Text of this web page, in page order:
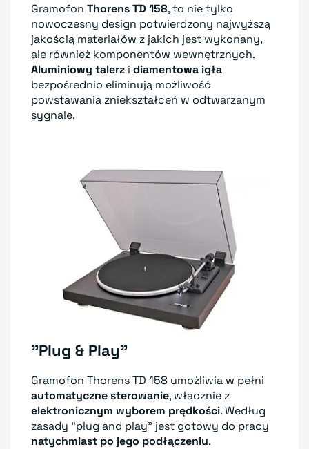
Gramofon Thorens TD 158, to nie tylko
nowoczesny design potwierdzony najwyższą
jakością materiałów z jakich jest wykonany,
ale również komponentów wewnętrznych.
Aluminiowy talerz i diamentowa igła
bezpośrednio eliminują możliwość
powstawania zniekształceń w odtwarzanym
sygnale.
"Plug & Play"
Gramofon Thorens TD 158 umożliwia w pełni
automatyczne sterowanie, włącznie z
elektronicznym wyborem prędkości. Według
zasady "plug and play" jest gotowy do pracy
natychmiast po jego podłączeniu.